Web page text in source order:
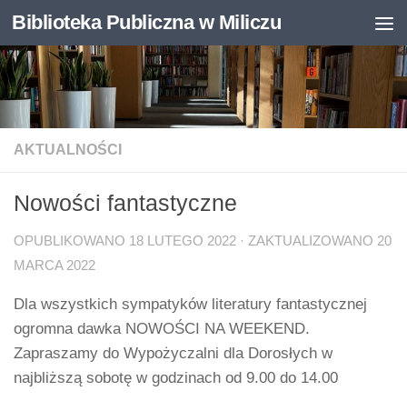
Otwórz pasek narzędzi
Skip to content
Biblioteka Publiczna w Miliczu
AKTUALNOŚCI
Nowości fantastyczne
OPUBLIKOWANO 18 LUTEGO 2022 · ZAKTUALIZOWANO 20
MARCA 2022
Dla wszystkich sympatyków literatury fantastycznej
ogromna dawka NOWOŚCI NA WEEKEND.
Zapraszamy do Wypożyczalni dla Dorosłych w
najbliższą sobotę w godzinach od 9.00 do 14.00